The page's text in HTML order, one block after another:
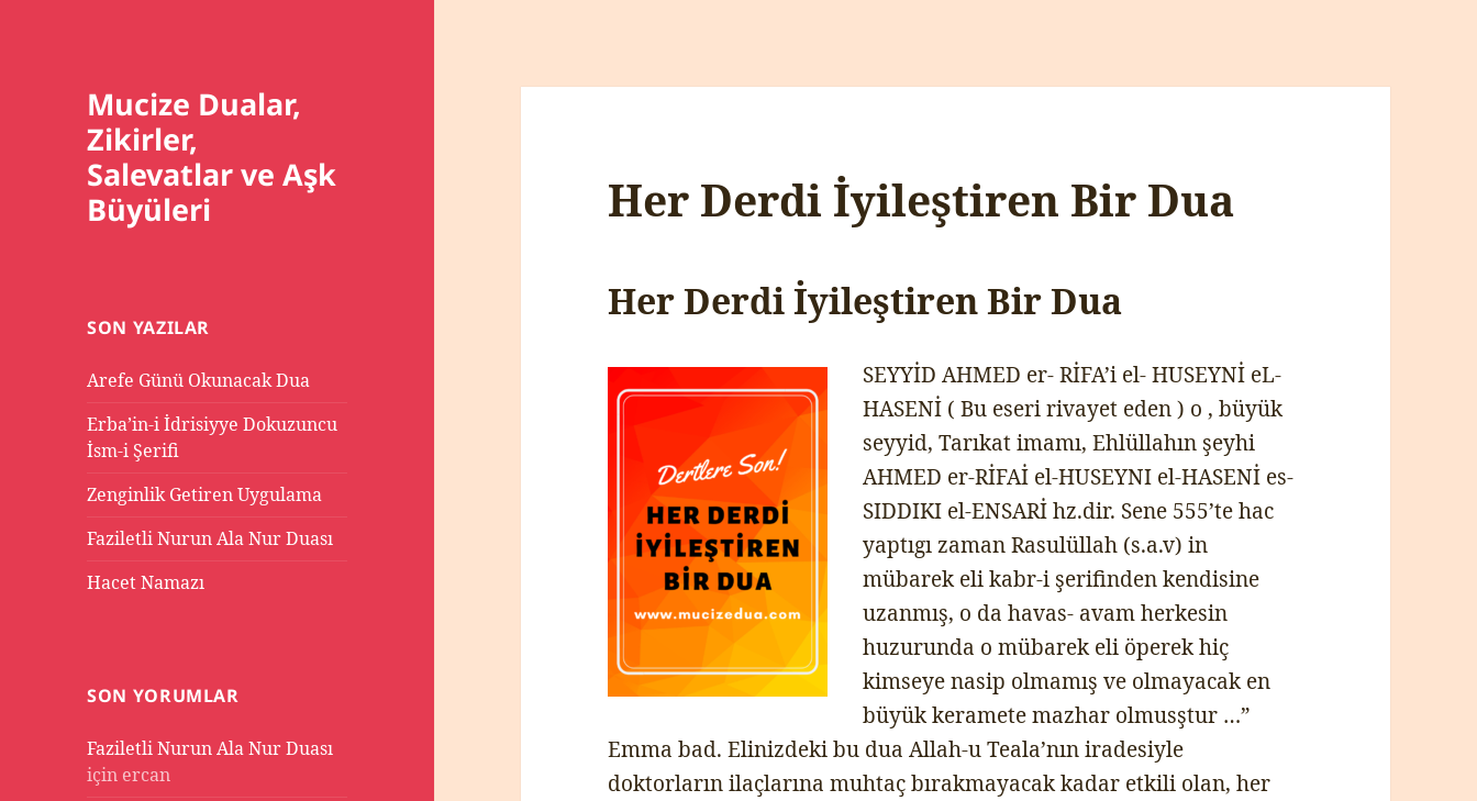
Mucize Dualar,
Zikirler,
Salevatlar ve Aşk
Büyüleri
SON YAZILAR
Arefe Günü Okunacak Dua
Erba’in-i İdrisiyye Dokuzuncu
İsm-i Şerifi
Zenginlik Getiren Uygulama
Faziletli Nurun Ala Nur Duası
Hacet Namazı
SON YORUMLAR
Faziletli Nurun Ala Nur Duası
için ercan
Her Derdi İyileştiren Bir Dua
Her Derdi İyileştiren Bir Dua
SEYYİD AHMED er- RİFA’i el- HUSEYNİ eL-
HASENİ ( Bu eseri rivayet eden ) o , büyük
seyyid, Tarıkat imamı, Ehlüllahın şeyhi
AHMED er-RİFAİ el-HUSEYNI el-HASENİ es-
SIDDIKI el-ENSARİ hz.dir. Sene 555’te hac
yaptıgı zaman Rasulüllah (s.a.v) in
mübarek eli kabr-i şerifinden kendisine
uzanmış, o da havas- avam herkesin
huzurunda o mübarek eli öperek hiç
kimseye nasip olmamış ve olmayacak en
büyük keramete mazhar olmusştur …”
Emma bad. Elinizdeki bu dua Allah-u Teala’nın iradesiyle
doktorların ilaçlarına muhtaç bırakmayacak kadar etkili olan, her